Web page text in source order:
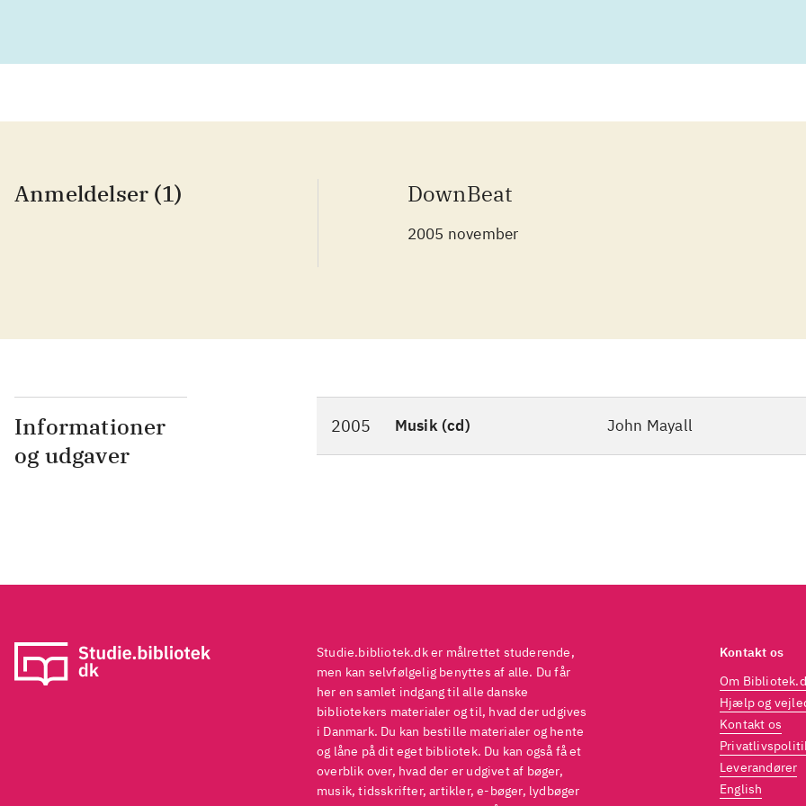
Anmeldelser (1) DownBeat
2005 november
Informationer
og udgaver
2005 Musik (cd) John Mayall
Studie.bibliotek.dk er målrettet studerende,
men kan selvfølgelig benyttes af alle. Du får
her en samlet indgang til alle danske
bibliotekers materialer og til, hvad der udgives
i Danmark. Du kan bestille materialer og hente
og låne på dit eget bibliotek. Du kan også få et
overblik over, hvad der er udgivet af bøger,
musik, tidsskrifter, artikler, e-bøger, lydbøger
Kontakt os
Om
Hjælp og
Kontakt os
Leverandører
English